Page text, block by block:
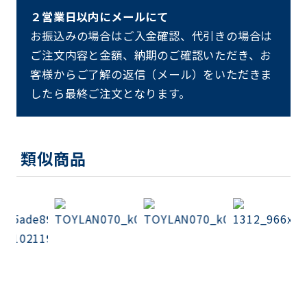
２営業日以内にメールにて
お振込みの場合はご入金確認、代引きの場合は
ご注文内容と金額、納期のご確認いただき、お
客様からご了解の返信（メール）をいただきま
したら最終ご注文となります。
類似商品